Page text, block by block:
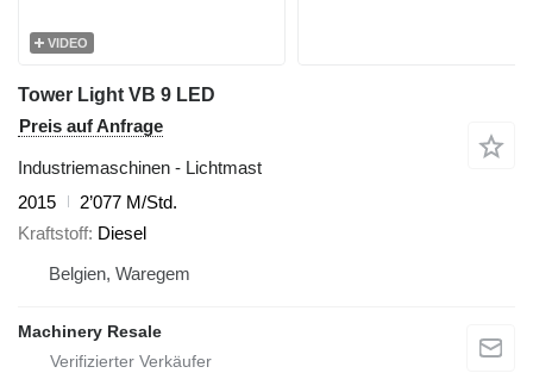
VIDEO
Tower Light VB 9 LED
Preis auf Anfrage
Industriemaschinen - Lichtmast
2015
2’077 M/Std.
Kraftstoff Diesel
Belgien, Waregem
Machinery Resale